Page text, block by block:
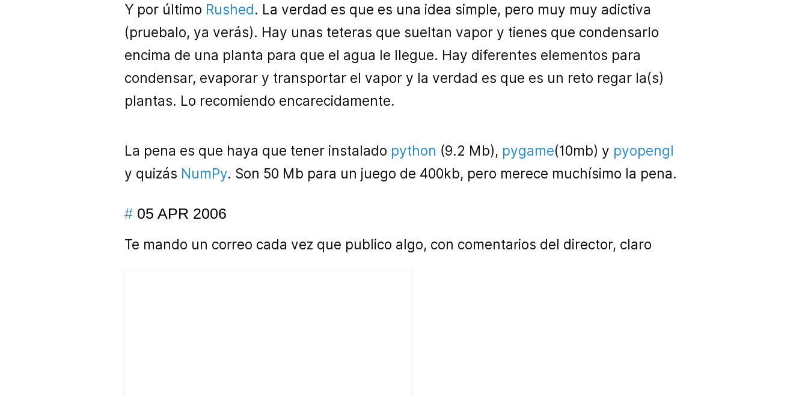
Y por último Rushed. La verdad es que es una idea simple, pero muy muy adictiva
(pruebalo, ya verás). Hay unas teteras que sueltan vapor y tienes que condensarlo
encima de una planta para que el agua le llegue. Hay diferentes elementos para
condensar, evaporar y transportar el vapor y la verdad es que es un reto regar la(s)
plantas. Lo recomiendo encarecidamente.
La pena es que haya que tener instalado python (9.2 Mb), pygame(10mb) y pyopengl
y quizás NumPy. Son 50 Mb para un juego de 400kb, pero merece muchísimo la pena.
# 05 APR 2006
Te mando un correo cada vez que publico algo, con comentarios del director, claro